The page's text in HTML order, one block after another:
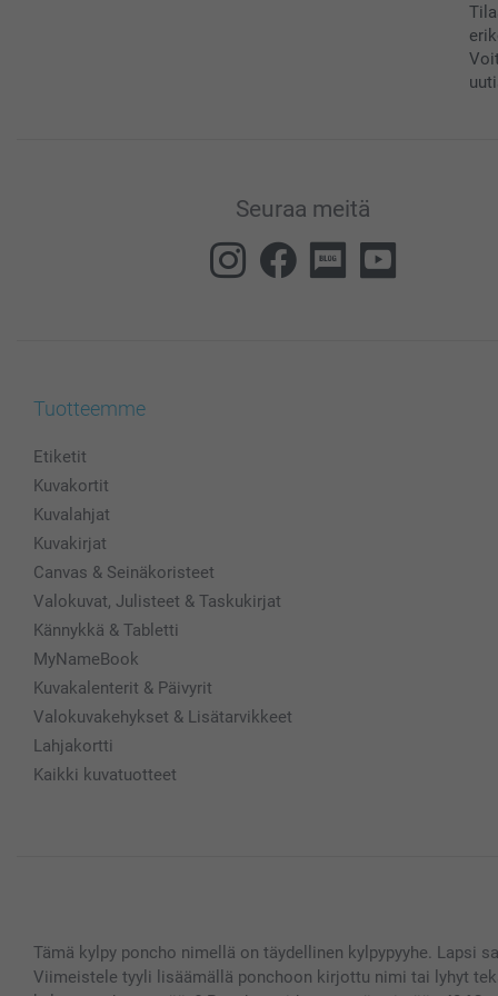
Seuraa meitä
Tuotteemme
Etiketit
Kuvakortit
Kuvalahjat
Kuvakirjat
Canvas & Seinäkoristeet
Valokuvat, Julisteet & Taskukirjat
Kännykkä & Tabletti
MyNameBook
Kuvakalenterit & Päivyrit
Valokuvakehykset & Lisätarvikkeet
Lahjakortti
Kaikki kuvatuotteet
Tämä kylpy poncho nimellä on täydellinen kylpypyyhe. Lapsi
Viimeistele tyyli lisäämällä ponchoon kirjottu nimi tai lyhyt